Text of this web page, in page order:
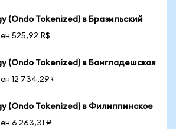
(Ondo Tokenized) в Бразильский
525,92 R$
(Ondo Tokenized) в Бангладешская
12 734,29 ৳
(Ondo Tokenized) в Филиппинское
6 263,31 ₱